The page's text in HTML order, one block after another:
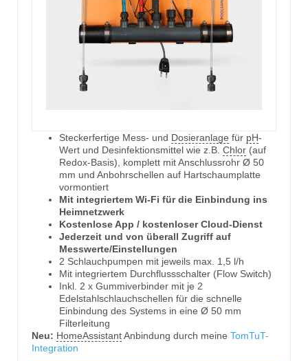
Steckerfertige Mess- und Dosieranlage für pH-
Wert und Desinfektionsmittel wie z.B. Chlor (auf
Redox-Basis), komplett mit Anschlussrohr Ø 50
mm und Anbohrschellen auf Hartschaumplatte
vormontiert
Mit integriertem Wi-Fi für die Einbindung ins
Heimnetzwerk
Kostenlose App / kostenloser Cloud-Dienst
Jederzeit und von überall Zugriff auf
Messwerte/Einstellungen
2 Schlauchpumpen mit jeweils max. 1,5 l/h
Mit integriertem Durchflussschalter (Flow Switch)
Inkl. 2 x Gummiverbinder mit je 2
Edelstahlschlauchschellen für die schnelle
Einbindung des Systems in eine Ø 50 mm
Filterleitung
Neu: HomeAssistantAnbindung durch meine TomTuT-
Integration